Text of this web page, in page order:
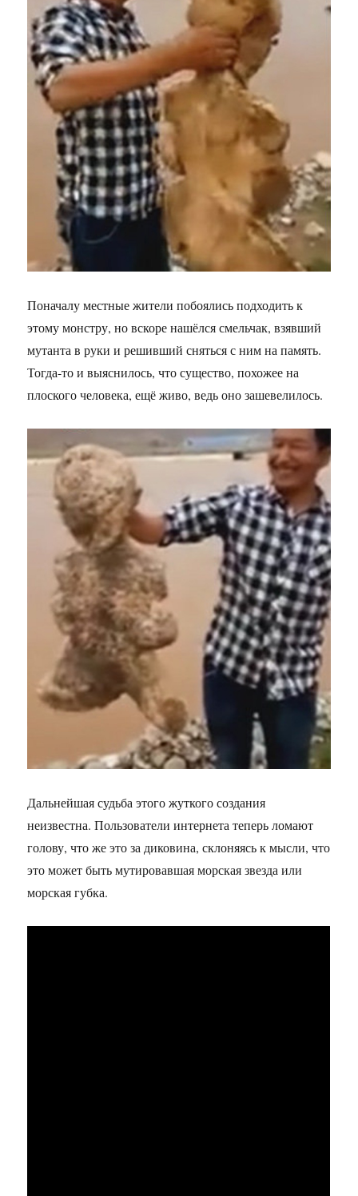
Поначалу местные жители побоялись подходить к
этому монстру, но вскоре нашёлся смельчак, взявший
мутанта в руки и решивший сняться с ним на память.
Тогда-то и выяснилось, что существо, похожее на
плоского человека, ещё живо, ведь оно зашевелилось.
Дальнейшая судьба этого жуткого создания
неизвестна. Пользователи интернета теперь ломают
голову, что же это за диковина, склоняясь к мысли, что
это может быть мутировавшая морская звезда или
морская губка.